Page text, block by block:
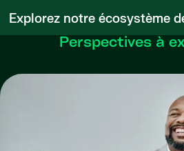
Explorez notre écosystème
Perspectives à